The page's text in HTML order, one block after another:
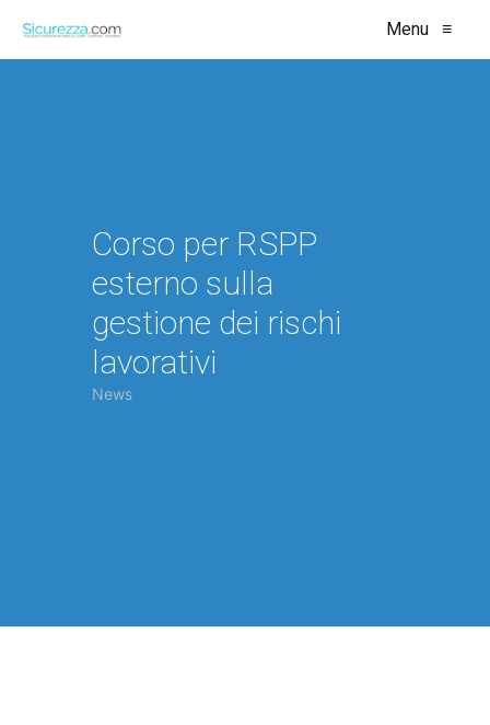
Menu ≡
Corso per RSPP
esterno sulla
gestione dei rischi
lavorativi
News